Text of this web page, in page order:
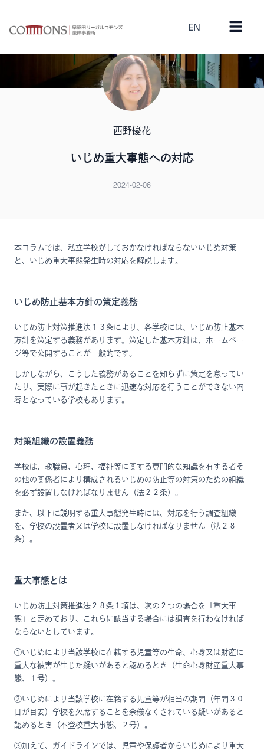
EN
西野優花
いじめ重大事態への対応
2024-02-06
本コラムでは、私立学校がしておかなければならないいじめ対策
と、いじめ重大事態発生時の対応を解説します。
いじめ防止基本方針の策定義務
いじめ防止対策推進法１３条により、各学校には、いじめ防止基本
方針を策定する義務があります。策定した基本方針は、ホームペー
ジ等で公開することが一般的です。
しかしながら、こうした義務があることを知らずに策定を怠ってい
たり、実際に事が起きたときに迅速な対応を行うことができない内
容となっている学校もあります。
対策組織の設置義務
学校は、教職員、心理、福祉等に関する専門的な知識を有する者そ
の他の関係者により構成されるいじめの防止等の対策のための組織
を必ず設置しなければなりません（法２２条）。
また、以下に説明する重大事態発生時には、対応を行う調査組織
を、学校の設置者又は学校に設置しなければなりません（法２８
条）。
重大事態とは
いじめ防止対策推進法２８条１項は、次の２つの場合を「重大事
態」と定めており、これらに該当する場合には調査を行わなければ
ならないとしています。
①いじめにより当該学校に在籍する児童等の生命、心身又は財産に
重大な被害が生じた疑いがあると認めるとき（生命心身財産重大事
態、１号）。
②いじめにより当該学校に在籍する児童等が相当の期間（年間３０
日が目安）学校を欠席することを余儀なくされている疑いがあると
認めるとき（不登校重大事態、２号）。
③加えて、ガイドラインでは、児童や保護者からいじめにより重大